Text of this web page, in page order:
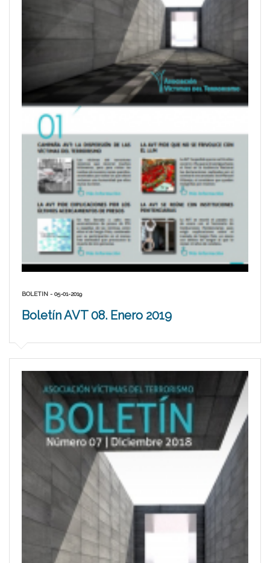
BOLETIN - 05-01-2019
Boletín AVT 08. Enero 2019